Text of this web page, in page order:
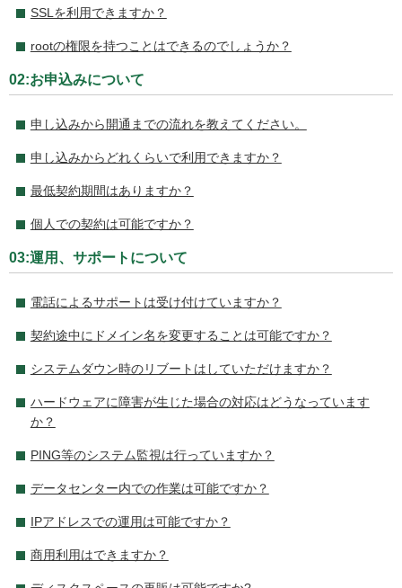
SSLを利用できますか？
rootの権限を持つことはできるのでしょうか？
02:お申込みについて
申し込みから開通までの流れを教えてください。
申し込みからどれくらいで利用できますか？
最低契約期間はありますか？
個人での契約は可能ですか？
03:運用、サポートについて
電話によるサポートは受け付けていますか？
契約途中にドメイン名を変更することは可能ですか？
システムダウン時のリブートはしていただけますか？
ハードウェアに障害が生じた場合の対応はどうなっています
か？
PING等のシステム監視は行っていますか？
データセンター内での作業は可能ですか？
IPアドレスでの運用は可能ですか？
商用利用はできますか？